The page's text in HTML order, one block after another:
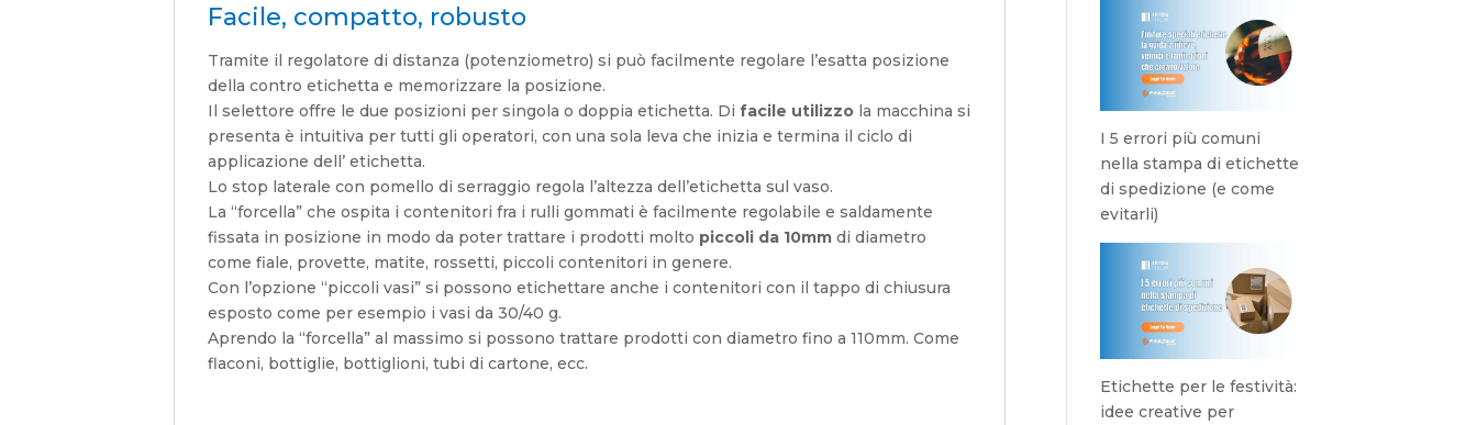
Facile, compatto, robusto
Tramite il regolatore di distanza (potenziometro) si può facilmente regolare l’esatta posizione
della contro etichetta e memorizzare la posizione.
Il selettore offre le due posizioni per singola o doppia etichetta. Difacile utilizzo la macchina si
presenta è intuitiva per tutti gli operatori, con una sola leva che inizia e termina il ciclo di
applicazione dell’ etichetta.
Lo stop laterale con pomello di serraggio regola l’altezza dell’etichetta sul vaso.
La “forcella” che ospita i contenitori fra i rulli gommati è facilmente regolabile e saldamente
fissata in posizione in modo da poter trattare i prodotti molto piccoli da 10mm di diametro
come fiale, provette, matite, rossetti, piccoli contenitori in genere.
Con l’opzione “piccoli vasi” si possono etichettare anche i contenitori con il tappo di chiusura
esposto come per esempio i vasi da 30/40 g.
Aprendo la “forcella” al massimo si possono trattare prodotti con diametro fino a 110mm. Come
flaconi, bottiglie, bottiglioni, tubi di cartone, ecc.
I 5 errori più comuni
nella stampa di etichette
di spedizione (e come
evitarli)
Etichette per le festività:
idee creative per